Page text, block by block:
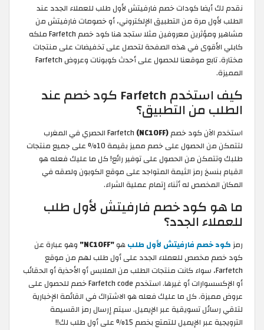
نقدم لك أيضا كودات خصم فارفيتش لأول طلب للعملاء الجدد عند
الطلب لأول مرة من التطبيق الإلكتروني، أو خصومات فارفيتش من
مشاهير ومؤثرين معروفين مثلا ستجد هنا كود خصم Farfetch ملكه
كابلي الأقوى في هذه الصفحة لتحصل على تخفيضات على منتجات
مختارة. تابع موقعنا للحصول على أحدث كوبونات وعروض Farfetch
المميزة.
كيف استخدم Farfetch كود خصم عند
الطلب من التطبيق؟
استخدم الآن كود خصم Farfetch(NC10FF)
الحصري في المغرب
لتتمكن من الحصول على خصم مميز بقيمة 10% على جميع منتجات
طلبك وتتمكن من الحصول على توفير رائع! كل ما عليك فعله هو
القيام بنسخ رمز الثيمة المتواجد على موقع الكوبون ولصقه في
المكان المخصص له أثناء إتمام عملية الشراء.
ما هو كود خصم فارفيتش لأول طلب
للعملاء الجدد؟
رمز كود خصم فارفيتش لأول طلبهو"NC10FF"
وهو عبارة عن
كود خصم مخصص للعملاء الجدد على أول طلب لهم من موقع
Farfetch، سواء كانت منتجات الطلب من الملابس أو الأحذية أو الحقائب
أو الإكسسوارات أو غيرها. استخدم Farfetch code خصم للحصول على
عروض مميزة. كل ما عليك فعله هو الاشتراك في القائمة الإخبارية
لتلقي رسائل تسويقية عبر الإيميل. سيتم إرسال رمز القسيمة
الترويجية عبر الإيميل للتمتع بخصم 15% على أول طلب لك!!